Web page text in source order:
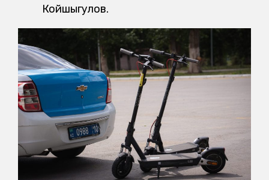
Койшыгулов.